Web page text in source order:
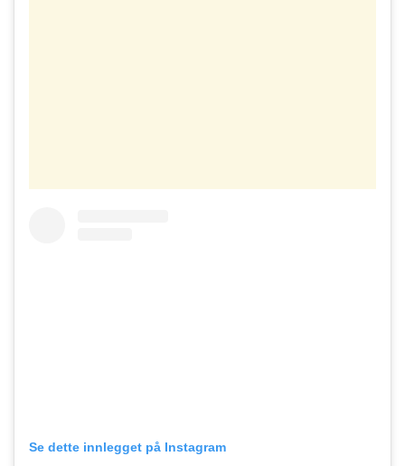
Se dette innlegget på Instagram